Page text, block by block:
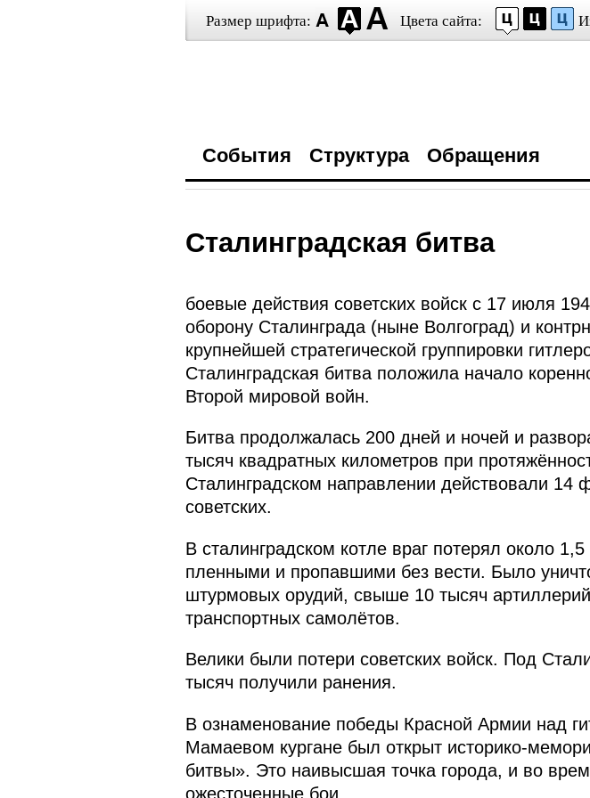
Размер шрифта: Цвета сайта:
События Структура Обращения
Сталинградская битва
боевые действия советских войск с 17 июля
оборону Сталинграда (ныне Волгоград) и
крупнейшей стратегической группировки
Сталинградская битва положила начало
Второй мировой войн.
Битва продолжалась 200 дней и ночей и
тысяч квадратных километров при
Сталинградском направлении действовали 14
советских.
В сталинградском котле враг потерял около
пленными и пропавшими без вести. Было
штурмовых орудий, свыше 10 тысяч
транспортных самолётов.
Велики были потери советских войск. Под
тысяч получили ранения.
В ознаменование победы Красной Армии над
Мамаевом кургане был открыт историко-
битвы». Это наивысшая точка города, и во
ожесточенные бои.